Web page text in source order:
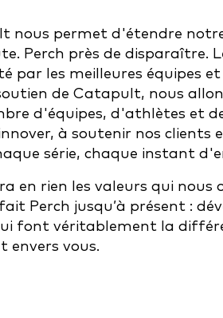
nous permet d'étendre
Perch près de disparaître.
par les meilleures équipes
de Catapult, nous
d'équipes, d'athlètes et
à soutenir nos
série, chaque instant
en rien les valeurs qui nous
Perch jusqu’à présent :
font véritablement la
envers vous.